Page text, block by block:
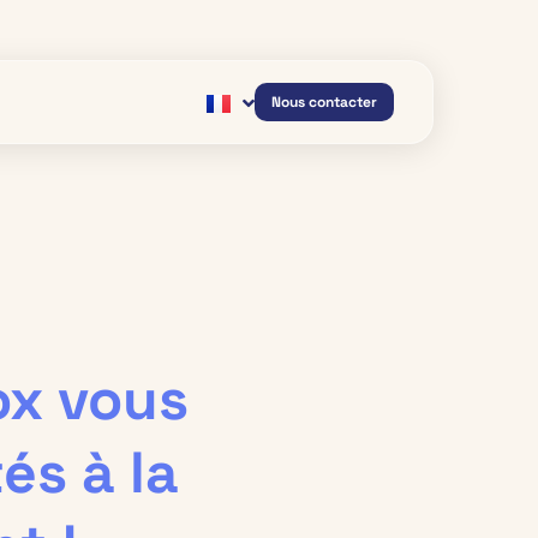
Nous contacter
vous
à la